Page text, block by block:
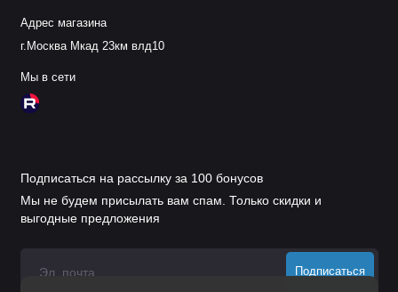
Адрес магазина
г.Москва Мкад 23км влд10
Мы в сети
Подписаться на рассылку за 100 бонусов
Мы не будем присылать вам спам. Только скидки и
выгодные предложения
Подписаться